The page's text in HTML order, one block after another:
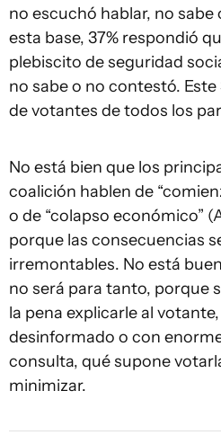
no escuchó hablar, no
esta base, 37% respondió
plebiscito de seguridad
no sabe o no contestó.
de votantes de todos los
No está bien que los
coalición hablen de
o de “colapso económico”
porque las consecuencias
irremontables. No está
no será para tanto, porque
la pena explicarle al
desinformado o con
consulta, qué supone
minimizar.